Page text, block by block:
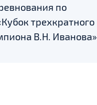
по
трехкратного
В.Н. Иванова»